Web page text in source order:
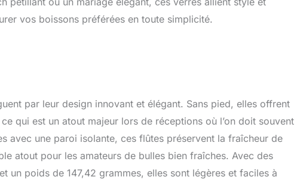
vos boissons préférées en toute simplicité.
par leur design innovant et élégant. Sans pied, elles offrent
qui est un atout majeur lors de réceptions où l’on doit souvent
avec une paroi isolante, ces flûtes préservent la fraîcheur de
atout pour les amateurs de bulles bien fraîches. Avec des
un poids de 147,42 grammes, elles sont légères et faciles à